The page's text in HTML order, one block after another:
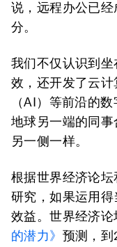
说，远程办公已
分。
我们不仅认识到
效，还开发了云
（AI）等前沿的
地球另一端的同
另一侧一样。
根据世界经济论
研究，如果运用
效益。世界经济论
的潜力》 预测，